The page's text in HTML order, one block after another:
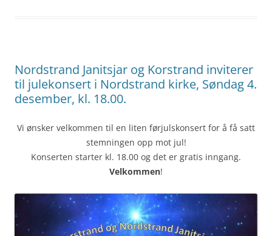
Nordstrand Janitsjar og Korstrand inviterer
til julekonsert i Nordstrand kirke, Søndag 4.
desember, kl. 18.00.
Vi ønsker velkommen til en liten førjulskonsert for å få satt
stemningen opp mot jul!
Konserten starter kl. 18.00 og det er gratis inngang.
Velkommen!